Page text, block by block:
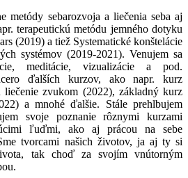
metódy sebarozvoja a liečenia seba aj
terapeutickú metódu jemného dotyku
(2019) a tiež Systematické konštelácie
systémov (2019-2021). Venujem sa
meditácie, vizualizácie a pod.
ďalších kurzov, ako napr. kurz
zvukom (2022), základný kurz
a mnohé ďalšie. Stále prehlbujem
svoje poznanie rôznymi kurzami
ľuďmi, ako aj prácou na sebe
tvorcami našich životov, ja aj ty si
tak choď za svojím vnútorným